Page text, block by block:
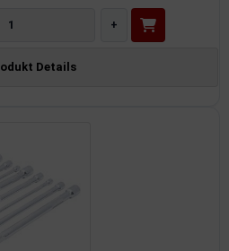
+
Details